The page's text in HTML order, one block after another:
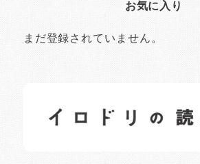
お気に入り
まだ登録されていません。
日常の様子など随時更新中です。